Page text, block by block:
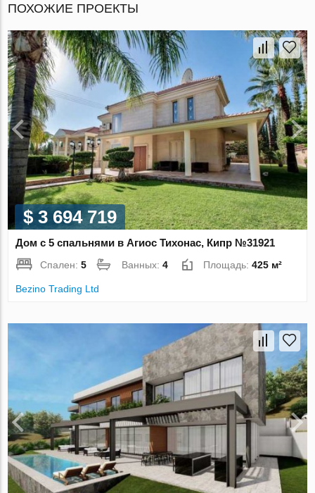
ПОХОЖИЕ ПРОЕКТЫ
$ 3 694 719
Дом с 5 спальнями в Агиос Тихонас, Кипр №31921
Спален:5 Ванных:4 Площадь:425 м²
Bezino Trading Ltd